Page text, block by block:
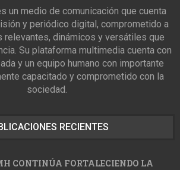
un medio de comunicación que cuenta
y periódico digital, comprometido a
relevantes, dinámicos y versátiles que
Su plataforma multimedia cuenta con
y un equipo humano con importante
capacitado y comprometido con la
sociedad.
RECIENTES
CONTINÚA FORTALECIENDO LA